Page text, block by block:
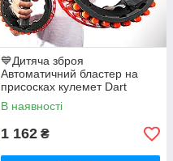
💙Дитяча зброя
Автоматичний бластер на
присосках кулемет Dart
Growler Blaster Tempest Gun
В наявності
1 162 ₴